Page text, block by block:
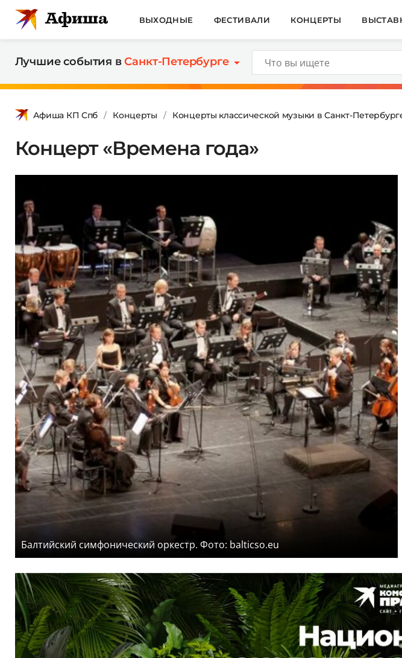
ВЫХОДНЫЕ ФЕСТИВАЛИ КОНЦЕРТЫ
Лучшие события вСанкт-Петербурге
Афиша КП Спб Концерты Концерты классической музыки в Санкт-
Концерт «Времена года»
Балтийский симфонический оркестр. Фото: balticso.eu